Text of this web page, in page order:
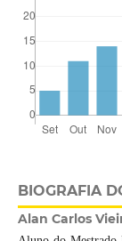
BIOGRAFIA
Alan Carlos